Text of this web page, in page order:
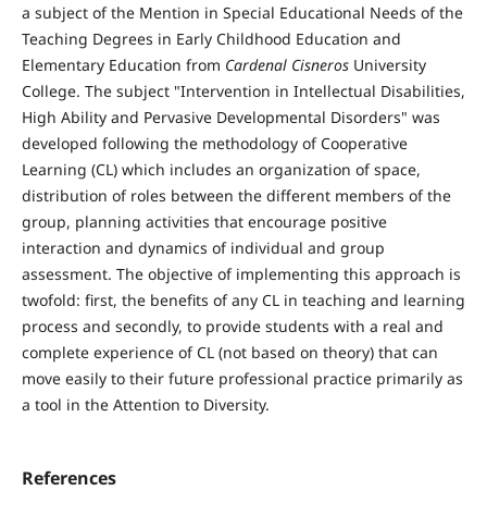
a subject of the Mention in Special Educational Needs of the
Teaching Degrees in Early Childhood Education and
Elementary Education from Cardenal CisnerosUniversity
College. The subject "Intervention in Intellectual Disabilities,
High Ability and Pervasive Developmental Disorders" was
developed following the methodology of Cooperative
Learning (CL) which includes an organization of space,
distribution of roles between the different members of the
group, planning activities that encourage positive
interaction and dynamics of individual and group
assessment. The objective of implementing this approach is
twofold: first, the benefits of any CL in teaching and learning
process and secondly, to provide students with a real and
complete experience of CL (not based on theory) that can
move easily to their future professional practice primarily as
a tool in the Attention to Diversity.
References